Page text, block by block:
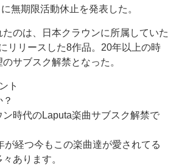
無期限活動休止を発表した。
のは、日本クラウンに所属していた
リリースした8作品。20年以上の時
サブスク解禁となった。
ト
時代のLaputa楽曲サブスク解禁で
が経つ今もこの楽曲達が愛されてる
あります。